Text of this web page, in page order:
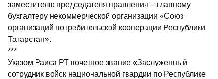
заместителю председателя правления – главному
бухгалтеру некоммерческой организации «Союз
организаций потребительской кооперации Республики
Татарстан».
***
Указом Раиса РТ почетное звание «Заслуженный
сотрудник войск национальной гвардии по Республике